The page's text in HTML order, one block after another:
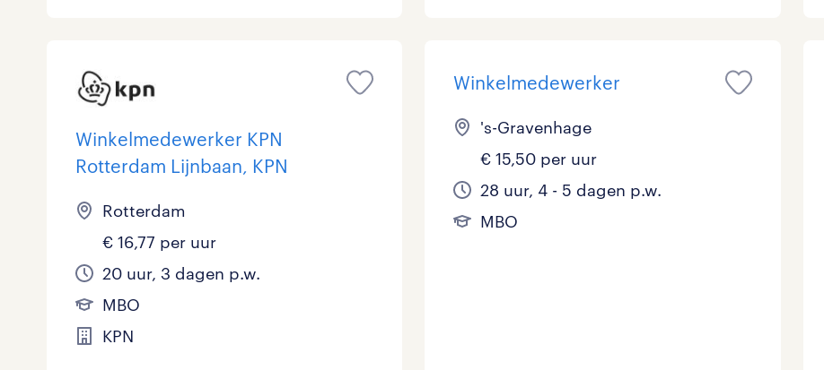
toon 6 resultaten
Winkelmedewerker KPN
Rotterdam Lijnbaan, KPN
Rotterdam
€ 16,77 per uur
20 uur, 3 dagen p.w.
MBO
KPN
Winkelmedewerker
's-Gravenhage
€ 15,50 per uur
28 uur, 4 - 5 dagen p.w.
MBO